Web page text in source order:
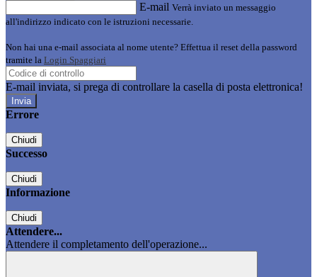
E-mail Verrà inviato un messaggio
all'indirizzo indicato con le istruzioni necessarie.
Non hai una e-mail associata al nome utente? Effettua il reset della password
tramite la Login Spaggiari
E-mail inviata, si prega di controllare la casella di posta elettronica!
Errore
Chiudi
Successo
Chiudi
Informazione
Chiudi
Attendere...
Attendere il completamento dell'operazione...